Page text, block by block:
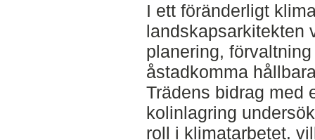
I ett föränderligt
landskapsarkitekten
planering,
åstadkomma
Trädens bidrag med
kolinlagring
roll i klimatarbetet.